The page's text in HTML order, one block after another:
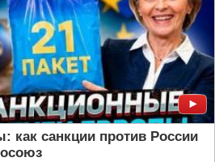
как санкции против России